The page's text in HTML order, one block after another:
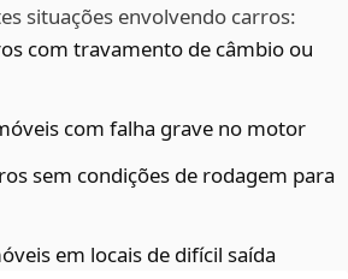
situações envolvendo carros:
com travamento de câmbio ou
com falha grave no motor
sem condições de rodagem para
em locais de difícil saída